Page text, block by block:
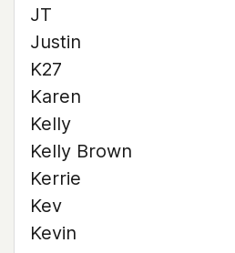
JT
Justin
K27
Karen
Kelly
Kelly Brown
Kerrie
Kev
Kevin